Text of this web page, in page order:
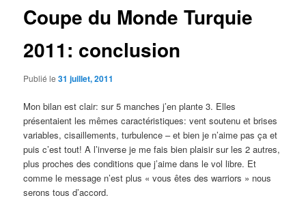
Coupe du Monde Turquie
2011: conclusion
Publié le31 juillet, 2011
Mon bilan est clair: sur 5 manches j’en plante 3. Elles
présentaient les mêmes caractéristiques: vent soutenu et brises
variables, cisaillements, turbulence – et bien je n’aime pas ça et
puis c’est tout! A l’inverse je me fais bien plaisir sur les 2 autres,
plus proches des conditions que j’aime dans le vol libre. Et
comme le message n’est plus « vous êtes des warriors » nous
serons tous d’accord.